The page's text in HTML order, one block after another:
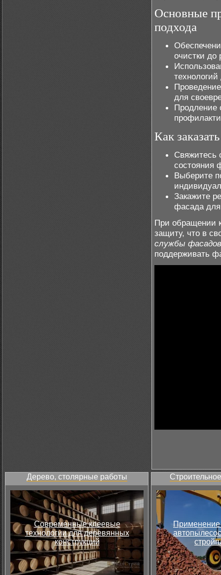
Основные
подхода
очистки до
для
Продление
Как
Свяжитесь
состояния
Выберите
Закажите
фасада для
При обращении
защиту, что в
службы фасадов
поддерживать
Дерево, столярные работы
Современные клеевые
технологии для деревянных
конструкций
Применение